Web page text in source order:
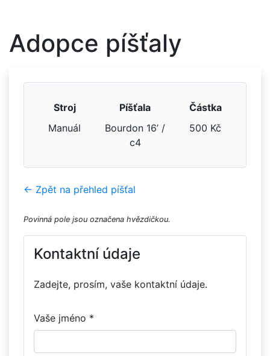
Adopce píšťaly
Stroj Píšťala
Částka
Manuál
Bourdon 16’ /
c4
500 Kč
← Zpět na přehled píšťal
Povinná pole jsou označena hvězdičkou.
Kontaktní údaje
Zadejte, prosím, vaše kontaktní údaje.
Vaše jméno *